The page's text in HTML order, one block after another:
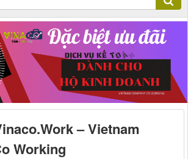
– Vietnam
Working